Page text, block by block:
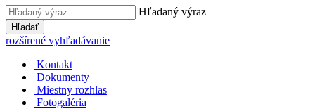
Hľadaný výraz
Hľadať
rozšírené vyhľadávanie
Kontakt
Dokumenty
Miestny rozhlas
Fotogaléria